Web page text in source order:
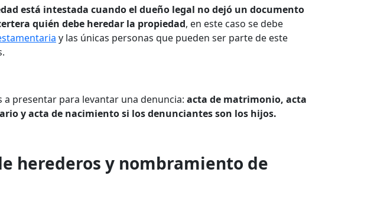
está intestada cuando el dueño legal no dejó un documento
quién debe heredar la propiedad, en este caso se debe
y las únicas personas que pueden ser parte de este
a presentar para levantar una denuncia: acta de matrimonio, acta
y acta de nacimiento si los denunciantes son los hijos.
herederos y nombramiento de